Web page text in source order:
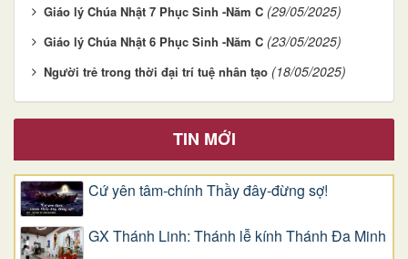
Giáo lý Chúa Nhật 7 Phục Sinh -Năm C (29/05/2025)
Giáo lý Chúa Nhật 6 Phục Sinh -Năm C (23/05/2025)
Người trẻ trong thời đại trí tuệ nhân tạo (18/05/2025)
TIN MỚI
Cứ yên tâm-chính Thầy đây-đừng sợ!
GX Thánh Linh: Thánh lễ kính Thánh Đa Minh